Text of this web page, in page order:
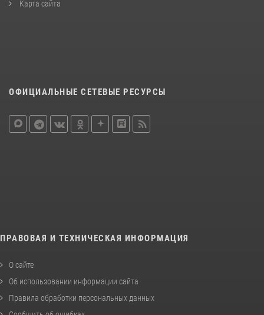
Карта сайта
ОФИЦИАЛЬНЫЕ СЕТЕВЫЕ РЕСУРСЫ
ПРАВОВАЯ И ТЕХНИЧЕСКАЯ ИНФОРМАЦИЯ
О сайте
Об использовании информации сайта
Правила обработки персональных данных